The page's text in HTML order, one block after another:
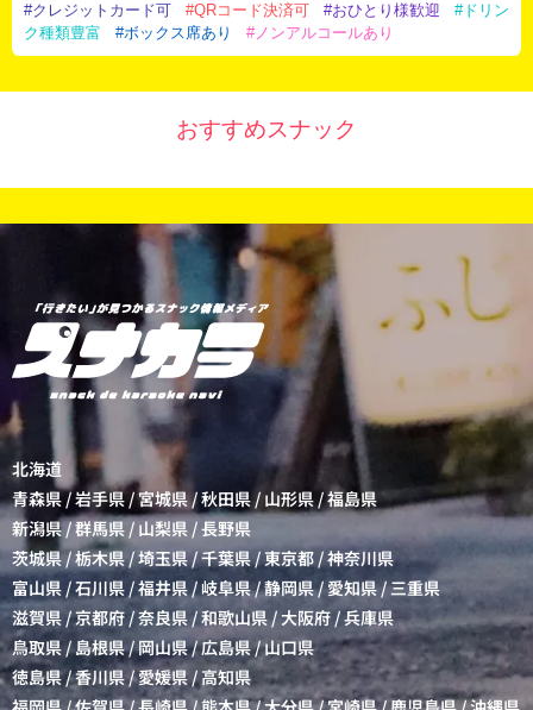
#クレジットカード可
#QRコード決済可 #おひとり様歓迎
#ドリン
ク種類豊富
#ボックス席あり #ノンアルコールあり
おすすめスナック
北海道
青森県/岩手県/宮城県/秋田県 / 山形県/福島県
新潟県/群馬県 / 山梨県 /長野県
茨城県 /栃木県/埼玉県/千葉県/東京都 /神奈川県
富山県 /石川県 /福井県/岐阜県/静岡県/愛知県/三重県
滋賀県/京都府/奈良県 /和歌山県/大阪府 /兵庫県
鳥取県 / 島根県/岡山県/広島県/山口県
徳島県/香川県/愛媛県 /高知県